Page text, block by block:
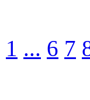
1 ... 6 7